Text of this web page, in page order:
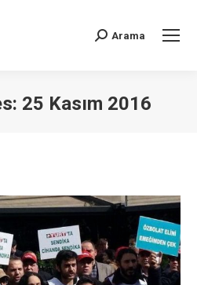
Arama
25 Kasım 2016